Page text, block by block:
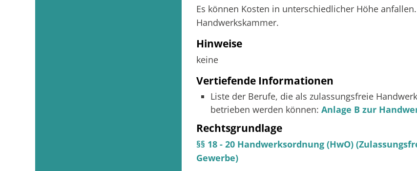
Es können Kosten in unterschiedlicher Höhe
Handwerkskammer.
Hinweise
keine
Vertiefende Informationen
Liste der Berufe, die als zulassungsfreie
betrieben werden können:Anlage B zur
Rechtsgrundlage
§§ 18 - 20 Handwerksordnung (HwO)
Gewerbe)